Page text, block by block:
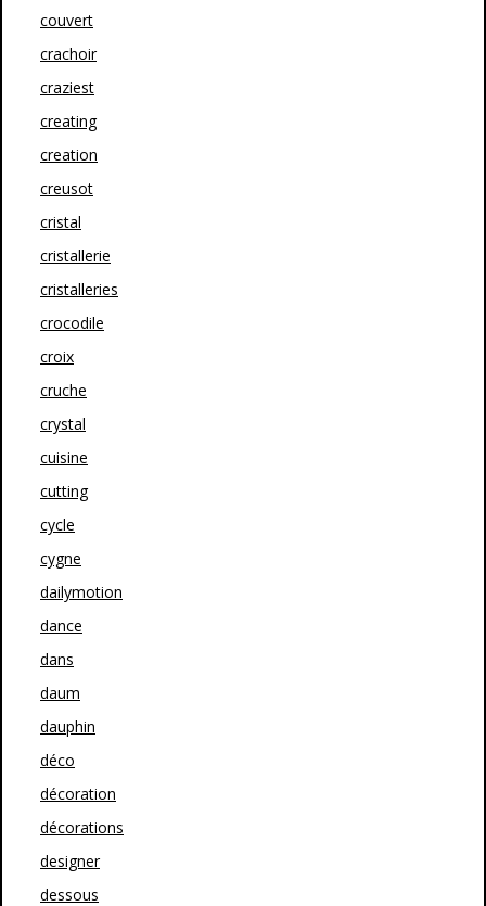
couvert
crachoir
craziest
creating
creation
creusot
cristal
cristallerie
cristalleries
crocodile
croix
cruche
crystal
cuisine
cutting
cycle
cygne
dailymotion
dance
dans
daum
dauphin
déco
décoration
décorations
designer
dessous